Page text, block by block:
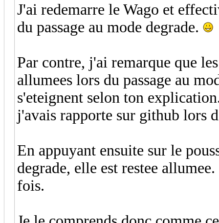
J'ai redemarre le Wago et
du passage au mode degrade.
Par contre, j'ai remarque que
allumees lors du passage au
s'eteignent selon ton
j'avais rapporte sur github lors
En appuyant ensuite sur le
degrade, elle est restee
fois.